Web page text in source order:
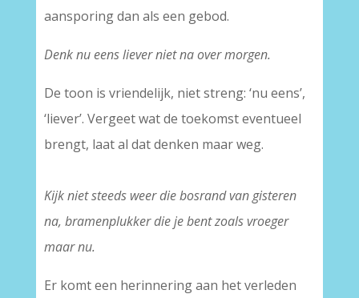
aansporing dan als een gebod.
Denk nu eens liever niet na over morgen.
De toon is vriendelijk, niet streng: ‘nu eens’,
‘liever’. Vergeet wat de toekomst eventueel
brengt, laat al dat denken maar weg.
Kijk niet steeds weer die bosrand van gisteren
na, bramenplukker die je bent zoals vroeger
maar nu.
Er komt een herinnering aan het verleden